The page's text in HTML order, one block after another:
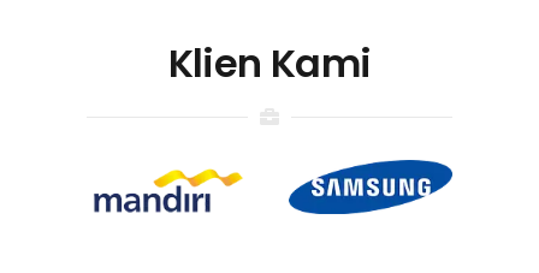
Klien Kami